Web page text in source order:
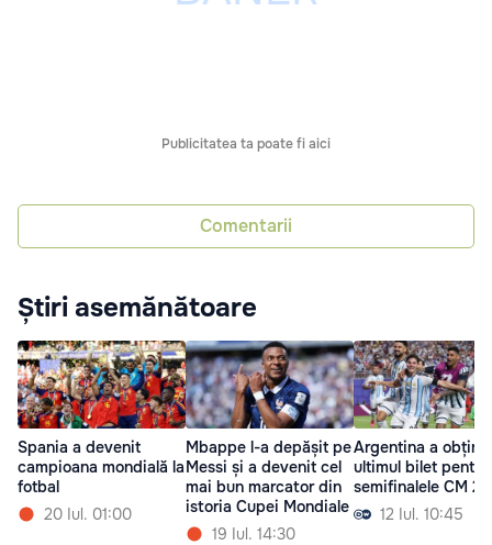
Publicitatea ta poate fi aici
Comentarii
Știri asemănătoare
Spania a devenit
campioana mondială la
fotbal
20 Iul. 01:00
Mbappe l-a depășit pe
Messi și a devenit cel
mai bun marcator din
istoria Cupei Mondiale
19 Iul. 14:30
Argentina a
ultimul bilet pentru
semifinalele CM
12 Iul. 10:45